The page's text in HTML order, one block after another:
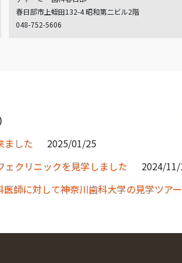
春日部市上蛭田132-4 昭和第二ビル2階
048-752-5606
ました
2025/01/25
ェクリニックを見学しました
2024/
師に対して神奈川歯科大学の見学ツア